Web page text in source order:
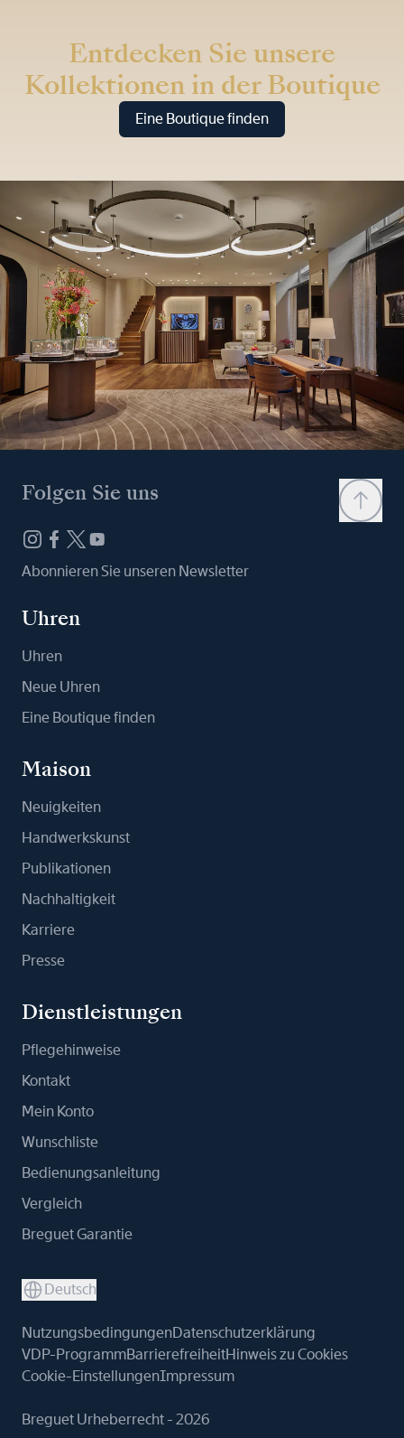
Entdecken Sie unsere
Kollektionen in der Boutique
Eine Boutique finden
Folgen Sie uns
Abonnieren Sie unseren Newsletter
Uhren
Uhren
Neue Uhren
Eine Boutique finden
Maison
Neuigkeiten
Handwerkskunst
Publikationen
Nachhaltigkeit
Karriere
Presse
Dienstleistungen
Pflegehinweise
Kontakt
Mein Konto
Wunschliste
Bedienungsanleitung
Vergleich
Breguet Garantie
Deutsch
NutzungsbedingungenDatenschutzerklärung
VDP-ProgrammBarrierefreiheitHinweis zu Cookies
Cookie-EinstellungenImpressum
Breguet Urheberrecht - 2026